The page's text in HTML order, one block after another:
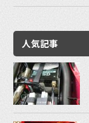
人気記事